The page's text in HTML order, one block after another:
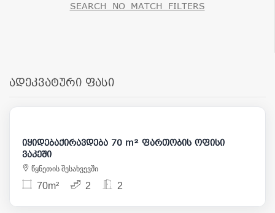
SEARCH_NO_MATCH_FILTERS
ადეკვატური ფასი
175 000
იყიდებაქირავდება 70 m² ფართობის ოფისი
ვაკეში
წყნეთის შესახვევში
70m² 2 2